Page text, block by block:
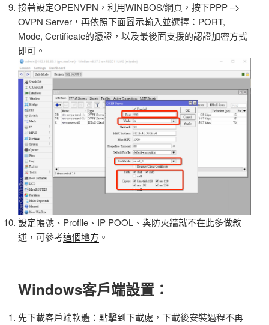
接著設定OPENVPN，利用WINBOS/網頁，按下PPP –>
OVPN Server，再依照下面圖示輸入並選擇：PORT,
Mode, Certificate的憑證，以及最後面支援的認證加密方式
即可。
設定帳號、Profile、IP POOL、與防火牆就不在此多做敘
述，可參考這個地方 。
Windows客戶端設置：
先下載客戶端軟體： 點擊到下載處 ，下載後安裝過程不再